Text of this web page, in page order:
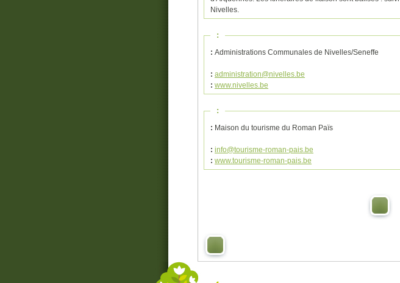
Nivelles.
:
: Administrations Communales de Nivelles/Seneffe
: administration@nivelles.be
: www.nivelles.be
:
: Maison du tourisme du Roman Païs
: info@tourisme-roman-pais.be
: www.tourisme-roman-pais.be